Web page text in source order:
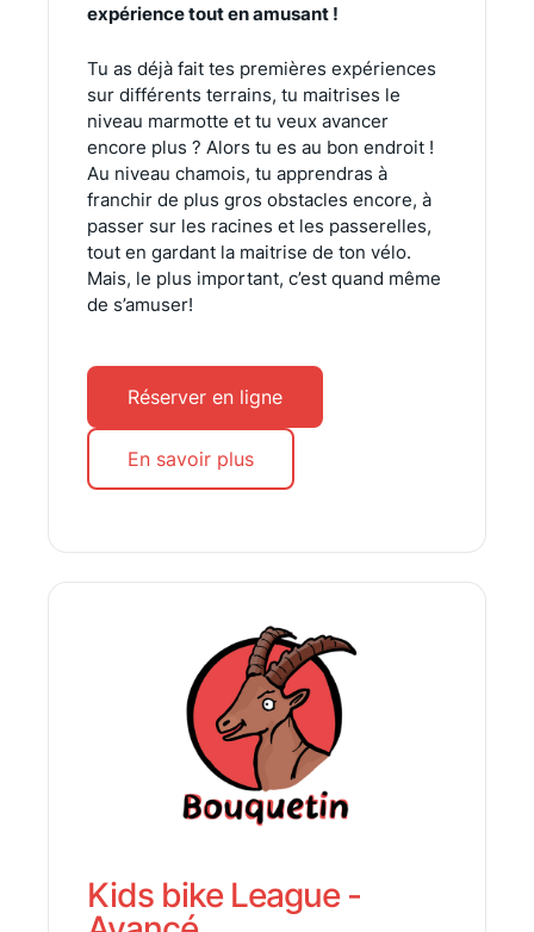
expérience tout en amusant !
Tu as déjà fait tes premières expériences
sur différents terrains, tu maitrises le
niveau marmotte et tu veux avancer
encore plus ? Alors tu es au bon endroit !
Au niveau chamois, tu apprendras à
franchir de plus gros obstacles encore, à
passer sur les racines et les passerelles,
tout en gardant la maitrise de ton vélo.
Mais, le plus important, c’est quand même
de s’amuser!
Réserver en ligne
En savoir plus
Kids bike League -